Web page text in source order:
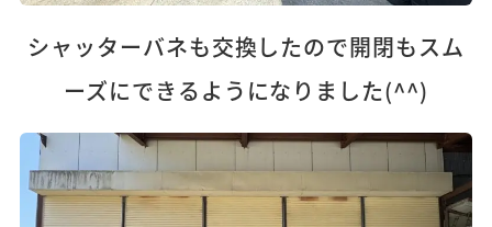
シャッターバネも交換したので開閉もスム
ーズにできるようになりました(^^)